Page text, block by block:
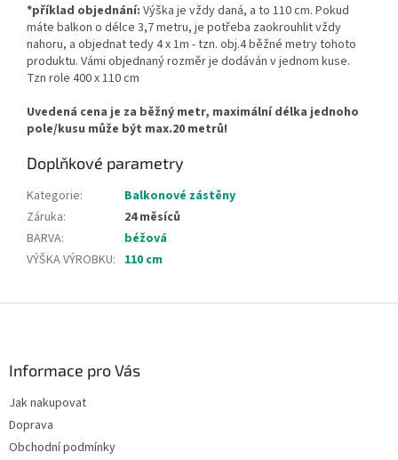
*příklad objednání: Výška je vždy daná, a to 110 cm. Pokud
máte balkon o délce 3,7 metru, je potřeba zaokrouhlit vždy
nahoru, a objednat tedy 4 x 1m - tzn. obj.4 běžné metry tohoto
produktu. Vámi objednaný rozměr je dodáván v jednom kuse.
Tzn role 400 x 110 cm
Uvedená cena je za běžný metr, maximální délka jednoho
pole/kusu může být max.20 metrů!
Doplňkové parametry
Kategorie:
Balkonové zástěny
Záruka:
24 měsíců
BARVA:
béžová
VÝŠKA VÝROBKU: 110 cm
Informace pro Vás
Jak nakupovat
Doprava
Obchodní podmínky